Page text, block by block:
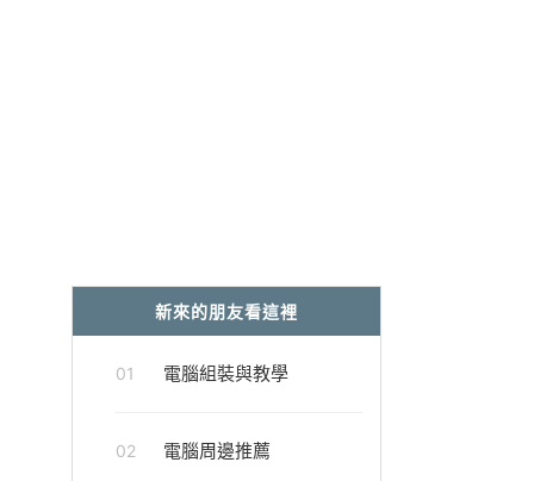
新來的朋友看這裡
01 電腦組裝與教學
02 電腦周邊推薦